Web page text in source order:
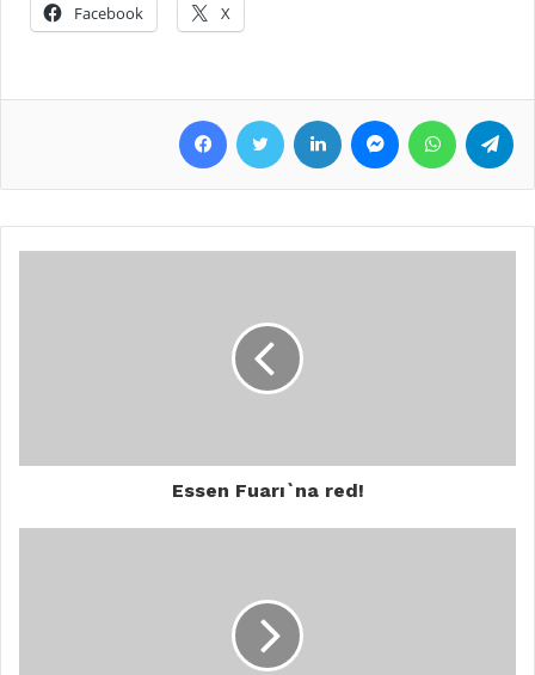
Facebook X
Essen Fuarı`na red!